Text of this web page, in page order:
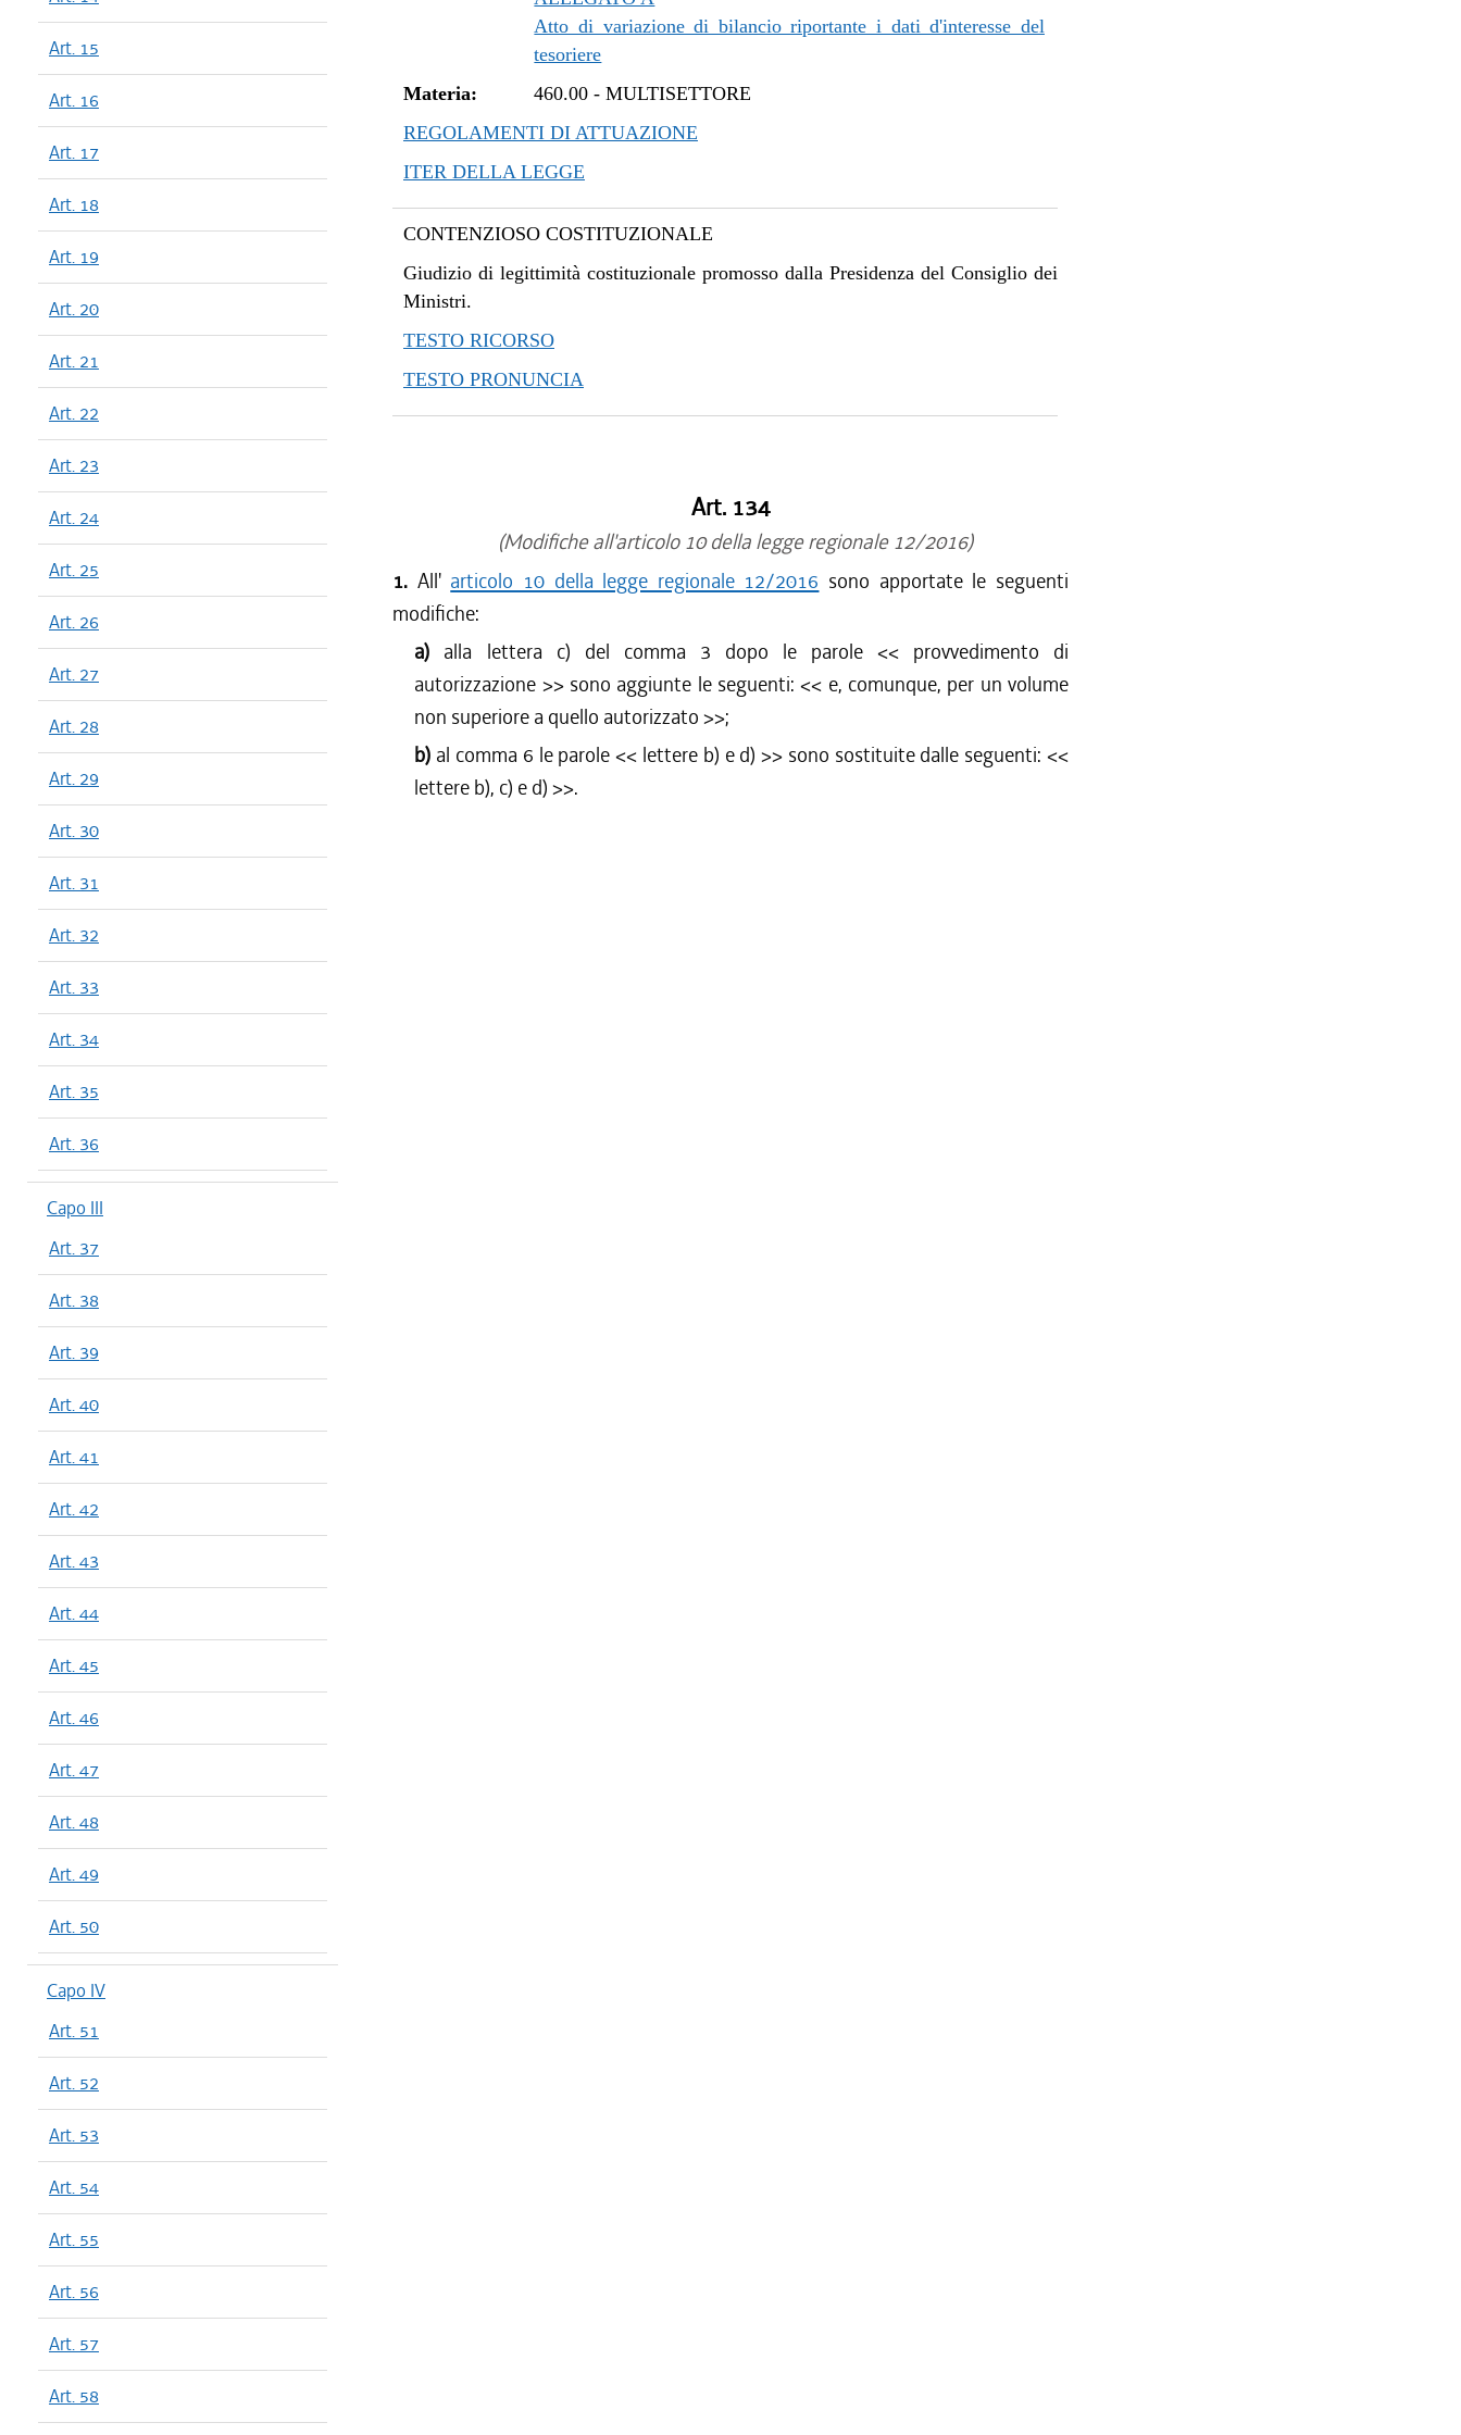
Art. 15
Art. 16
Art. 17
Art. 18
Art. 19
Art. 20
Art. 21
Art. 22
Art. 23
Art. 24
Art. 25
Art. 26
Art. 27
Art. 28
Art. 29
Art. 30
Art. 31
Art. 32
Art. 33
Art. 34
Art. 35
Art. 36
Capo III
Art. 37
Art. 38
Art. 39
Art. 40
Art. 41
Art. 42
Art. 43
Art. 44
Art. 45
Art. 46
Art. 47
Art. 48
Art. 49
Art. 50
Capo IV
Art. 51
Art. 52
Art. 53
Art. 54
Art. 55
Art. 56
Art. 57
Art. 58
Atto di variazione di bilancio riportante i dati d'interesse del
tesoriere
Materia:
460.00 -MULTISETTORE
REGOLAMENTI DI ATTUAZIONE
ITER DELLA LEGGE
CONTENZIOSO COSTITUZIONALE
Giudizio di legittimità costituzionale promosso dalla Presidenza del Consiglio dei
Ministri.
TESTO RICORSO
TESTO PRONUNCIA
Art. 134
(Modifiche all'articolo 10 della legge regionale 12/2016)
1. All' articolo 10 della legge regionale 12/2016 sono apportate le seguenti
modifiche:
a) alla lettera c) del comma 3 dopo le parole << provvedimento di
autorizzazione >> sono aggiunte le seguenti: << e, comunque, per un volume
non superiore a quello autorizzato >>;
b) al comma 6 le parole << lettere b) e d) >> sono sostituite dalle seguenti: <<
lettere b), c) e d) >>.